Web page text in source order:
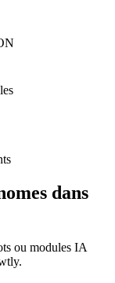
dans
ou modules IA